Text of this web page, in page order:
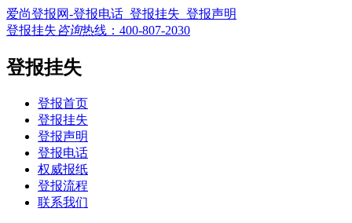
爱尚登报网-登报电话_登报挂失_登报声明
登报挂失咨询热线： 400-807-2030
登报挂失
登报首页
登报挂失
登报声明
登报电话
权威报纸
登报流程
联系我们